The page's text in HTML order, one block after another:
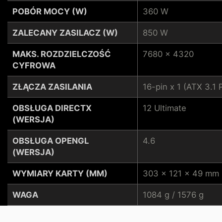
POBÓR MOCY (W)
ZALECANY ZASILACZ (W)
MAKS. ROZDZIELCZOŚĆ
CYFROWA
ZŁĄCZA ZASILANIA
OBSŁUGA DIRECTX
(WERSJA)
OBSŁUGA OPENGL
(WERSJA)
WYMIARY KARTY (MM)
WAGA
360 W
850 W
7680 x 4320
16-pin x 1 (ATX 3.1
12 Ultimate
4.6
303 x 121 x 49 mm
1084 g / 1576 g